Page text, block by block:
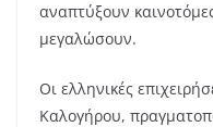
αναπτύξουν
μεγαλώσουν.
Οι ελληνικές
Καλογήρου,